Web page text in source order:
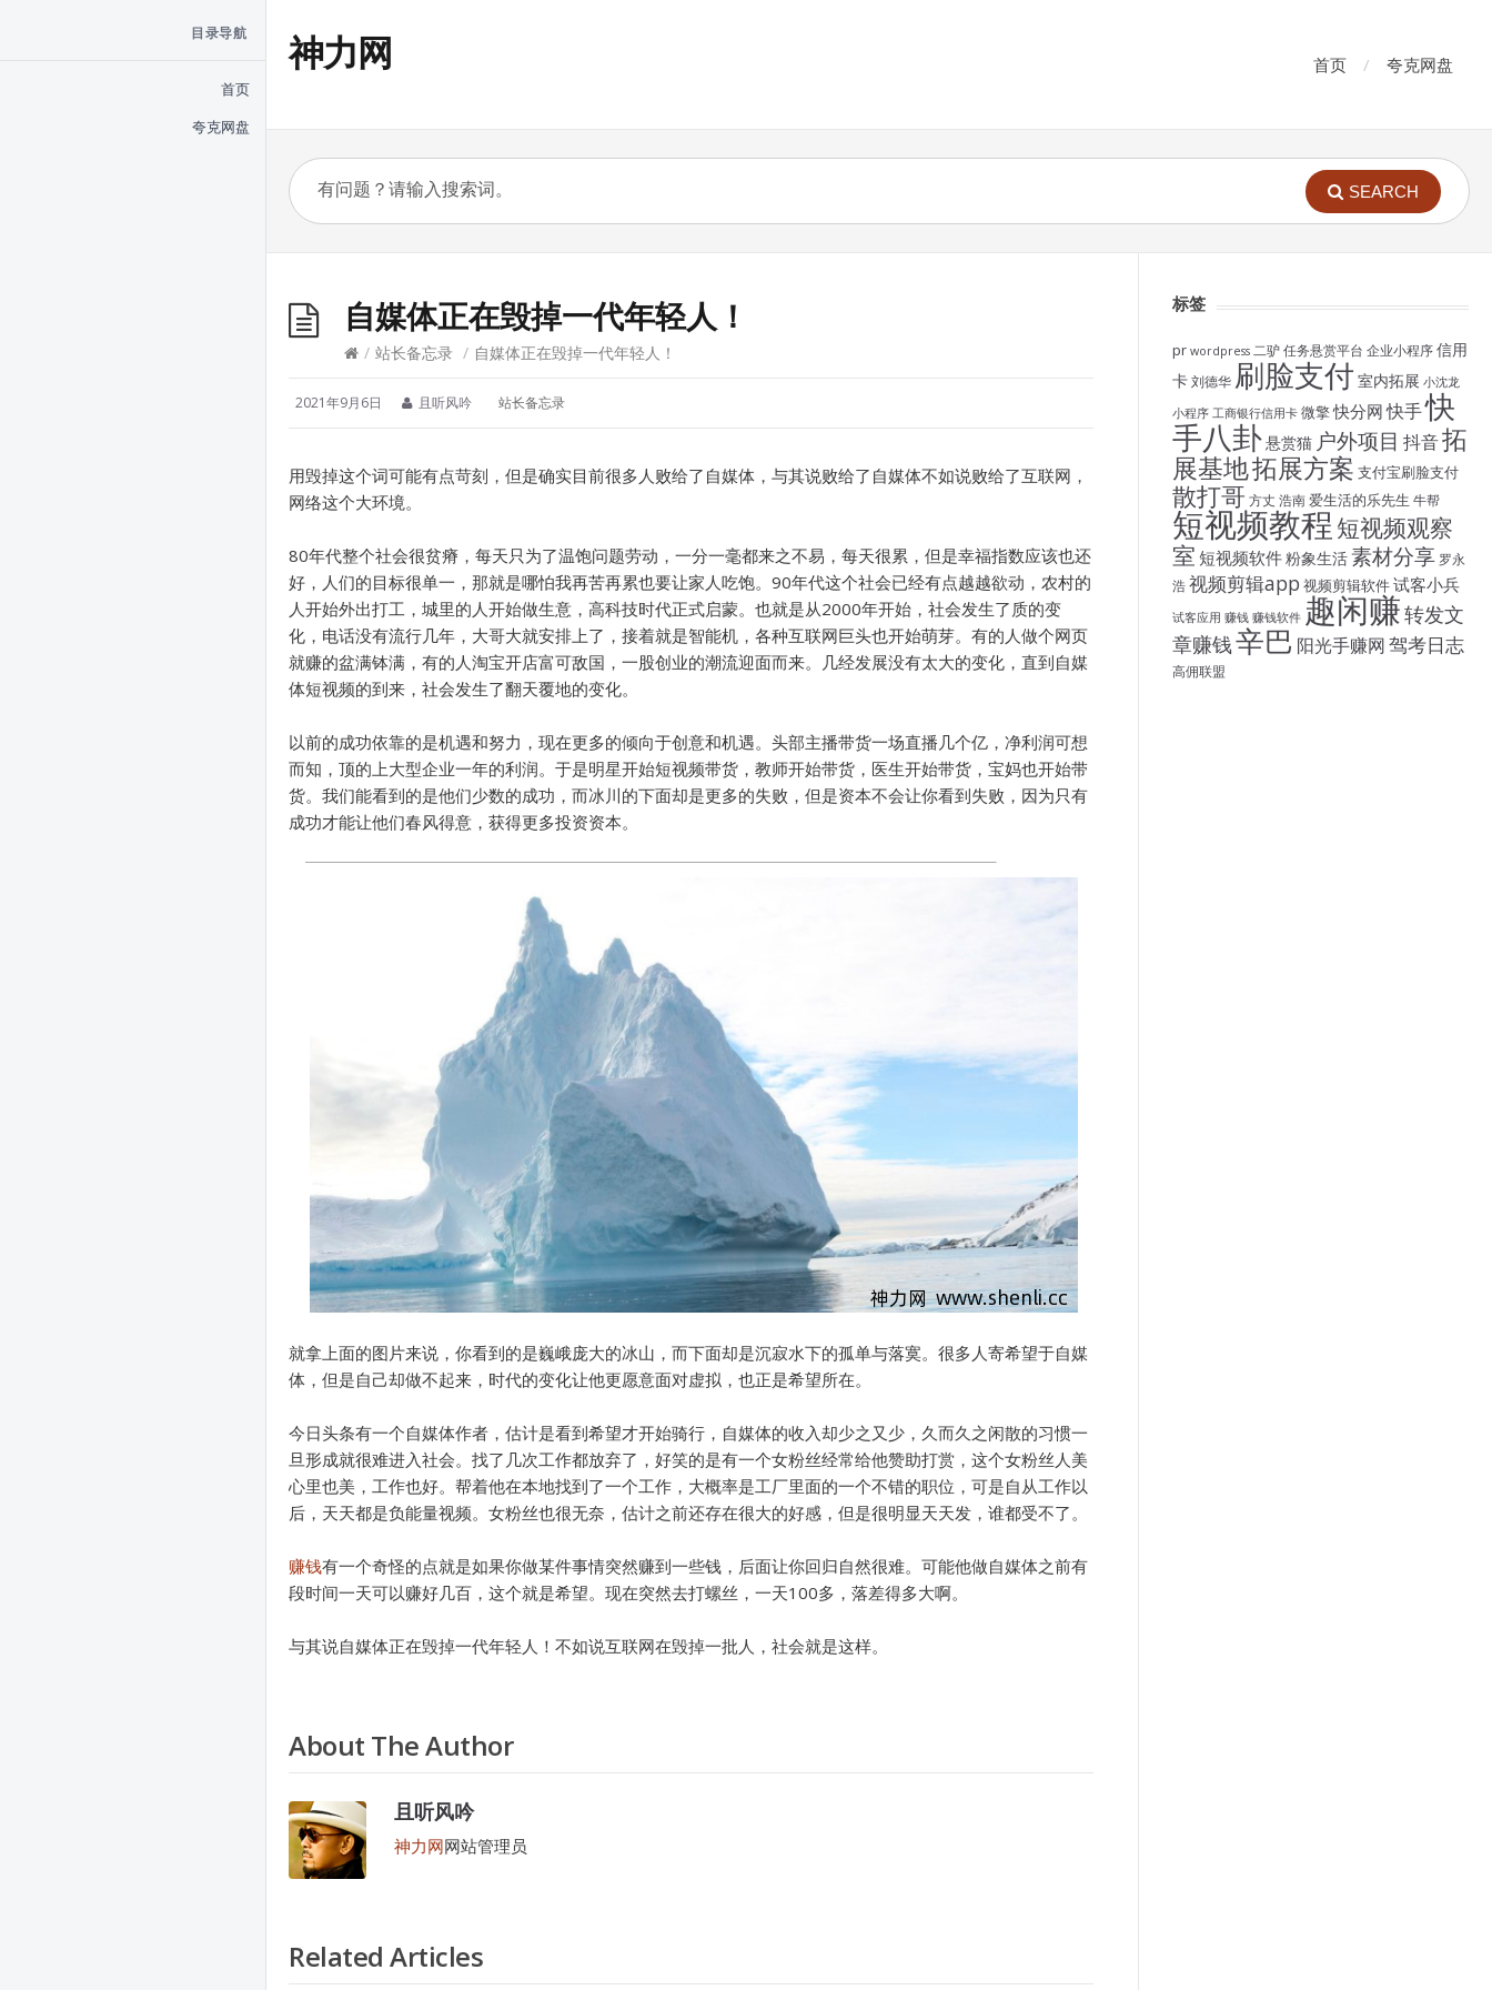
神力网 首页 夸克网盘
SEARCH
目录导航
首页
夸克网盘
自媒体正在毁掉一代年轻人！
/ 站长备忘录 / 自媒体正在毁掉一代年轻人！
2021年9月6日 且听风吟 站长备忘录
用毁掉这个词可能有点苛刻，但是确实目前很多人败给了自媒体，与其说败给了自媒体不如说败给了互联网，
网络这个大环境。
80年代整个社会很贫瘠，每天只为了温饱问题劳动，一分一毫都来之不易，每天很累，但是幸福指数应该也还
好，人们的目标很单一，那就是哪怕我再苦再累也要让家人吃饱。90年代这个社会已经有点越越欲动，农村的
人开始外出打工，城里的人开始做生意，高科技时代正式启蒙。也就是从2000年开始，社会发生了质的变
化，电话没有流行几年，大哥大就安排上了，接着就是智能机，各种互联网巨头也开始萌芽。有的人做个网页
就赚的盆满钵满，有的人淘宝开店富可敌国，一股创业的潮流迎面而来。几经发展没有太大的变化，直到自媒
体短视频的到来，社会发生了翻天覆地的变化。
以前的成功依靠的是机遇和努力，现在更多的倾向于创意和机遇。头部主播带货一场直播几个亿，净利润可想
而知，顶的上大型企业一年的利润。于是明星开始短视频带货，教师开始带货，医生开始带货，宝妈也开始带
货。我们能看到的是他们少数的成功，而冰川的下面却是更多的失败，但是资本不会让你看到失败，因为只有
成功才能让他们春风得意，获得更多投资资本。
就拿上面的图片来说，你看到的是巍峨庞大的冰山，而下面却是沉寂水下的孤单与落寞。很多人寄希望于自媒
体，但是自己却做不起来，时代的变化让他更愿意面对虚拟，也正是希望所在。
今日头条有一个自媒体作者，估计是看到希望才开始骑行，自媒体的收入却少之又少，久而久之闲散的习惯一
旦形成就很难进入社会。找了几次工作都放弃了，好笑的是有一个女粉丝经常给他赞助打赏，这个女粉丝人美
心里也美，工作也好。帮着他在本地找到了一个工作，大概率是工厂里面的一个不错的职位，可是自从工作以
后，天天都是负能量视频。女粉丝也很无奈，估计之前还存在很大的好感，但是很明显天天发，谁都受不了。
赚钱有一个奇怪的点就是如果你做某件事情突然赚到一些钱，后面让你回归自然很难。可能他做自媒体之前有
段时间一天可以赚好几百，这个就是希望。现在突然去打螺丝，一天100多，落差得多大啊。
与其说自媒体正在毁掉一代年轻人！不如说互联网在毁掉一批人，社会就是这样。
About The Author
且听风吟
神力网网站管理员
Related Articles
标签
pr wordpress 二驴任务悬赏平台 企业小程序信用
卡刘德华 刷脸支付 室内拓展 小沈龙
小程序 工商银行信用卡 微擎快分网 快手快
手八卦悬赏猫 户外项目 抖音拓
展基地拓展方案 支付宝刷脸支付
散打哥 方丈 浩南爱生活的乐先生 牛帮
短视频教程 短视频观察
室 短视频软件粉象生活素材分享 罗永
浩视频剪辑app 视频剪辑软件试客小兵
试客应用 赚钱 赚钱软件 趣闲赚转发文
章赚钱辛巴 阳光手赚网驾考日志
高佣联盟